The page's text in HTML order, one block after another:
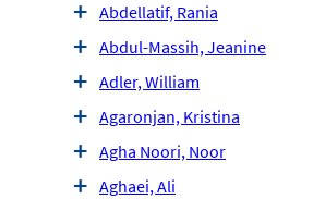
Abdellatif, Rania
Abdul-Massih, Jeanine
Adler, William
Agaronjan, Kristina
Agha Noori, Noor
Aghaei, Ali